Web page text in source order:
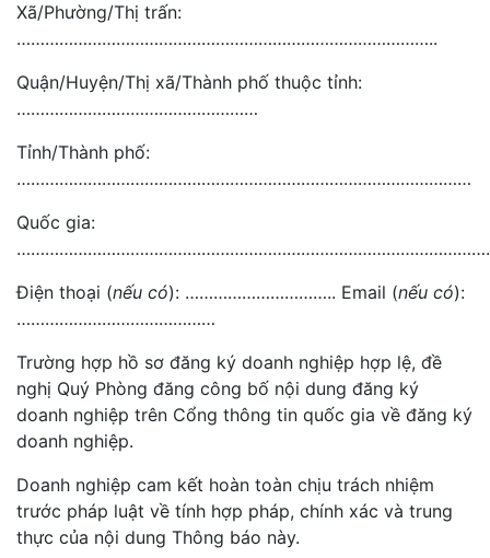
Xã/Phường/Thị trấn:
……………………………………………………………………………..
Quận/Huyện/Thị xã/Thành phố thuộc tỉnh:
……………………………………………
Tỉnh/Thành phố:
……………………………………………………………………………………
Quốc gia:
Điện thoại (nếu có): ………………………….. Email (nếu có):
……………………………………
Trường hợp hồ sơ đăng ký doanh nghiệp hợp lệ, đề
nghị Quý Phòng đăng công bố nội dung đăng ký
doanh nghiệp trên Cổng thông tin quốc gia về đăng ký
doanh nghiệp.
Doanh nghiệp cam kết hoàn toàn chịu trách nhiệm
trước pháp luật về tính hợp pháp, chính xác và trung
thực của nội dung Thông báo này.